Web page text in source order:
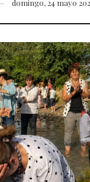
domingo, 24 mayo